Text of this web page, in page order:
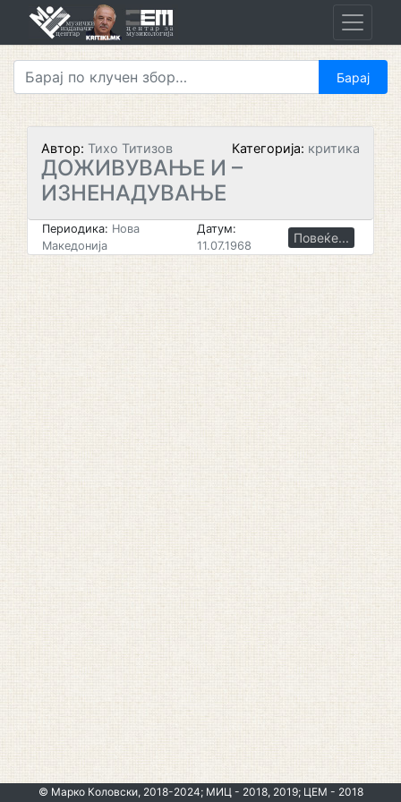
Автор: Тихо Титизов Категорија: критика
ДОЖИВУВАЊЕ И –
ИЗНЕНАДУВАЊЕ
Периодика: Нова
Македонија
Датум:
11.07.1968
Повеќе...
© Марко Коловски, 2018-2024; МИЦ - 2018, 2019; ЦЕМ - 2018